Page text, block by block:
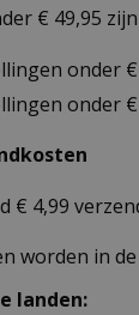
€ 49,95
onder
onder
€ 4,99
worden in
landen: